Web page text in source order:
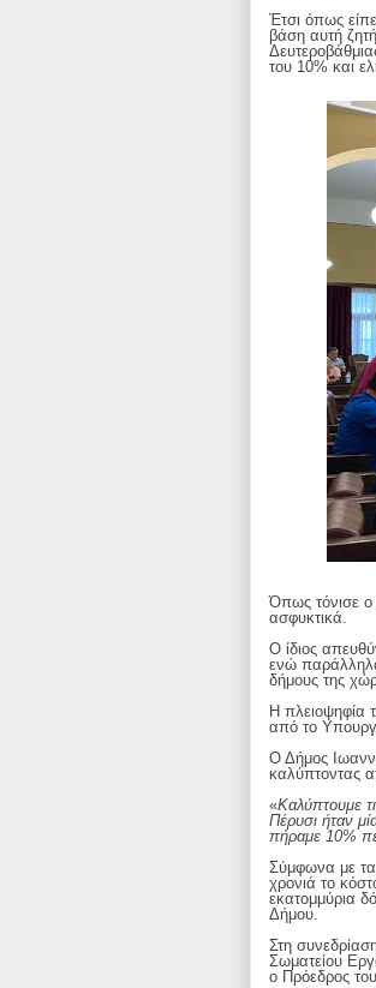
Έτσι όπως
βάση αυτή
του 10% και
Όπως τόνισε ο
ασφυκτικά.
Ο ίδιος
ενώ
δήμους της
Η πλειοψηφία
από το
Ο Δήμος
καλύπτοντας
«Καλύπτουμε
Πέρυσι ήταν
πήραμε 10%
Σύμφωνα με τα
χρονιά το
εκατομμύρια
Δήμου.
Στη
Σωματείου
ο Πρόεδρος